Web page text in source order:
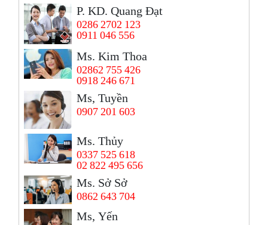
P. KD. Quang Đạt
0286 2702 123
0911 046 556
Ms. Kim Thoa
02862 755 426
0918 246 671
Ms, Tuyền
0907 201 603
Ms. Thủy
0337 525 618
02 822 495 656
Ms. Sở Sở
0862 643 704
Ms, Yến